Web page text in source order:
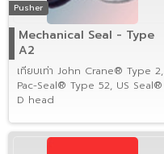
Pusher
Mechanical Seal - Type
A2
เทียบเท่า John Crane® Type 2,
Pac-Seal® Type 52, US Seal®
D head